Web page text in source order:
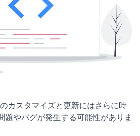
カスタマイズと更新にはさらに時
題やバグが発生する可能性がありま